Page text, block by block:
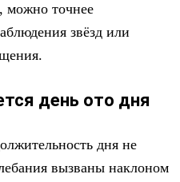
можно точнее
звёзд или
день ото дня
дня не
вызваны наклоном